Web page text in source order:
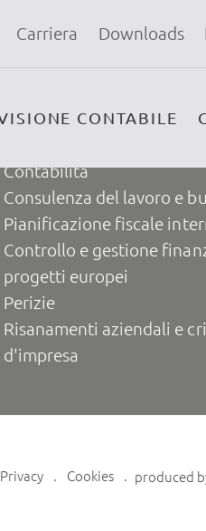
Carriera Downloads
CONTABILE
Consulenza e
Contabilità
Consulenza del lavoro e
Pianificazione fiscale
Controllo e gestione
progetti europei
Perizie
Risanamenti aziendali e
d'impresa
Privacy Cookies produced